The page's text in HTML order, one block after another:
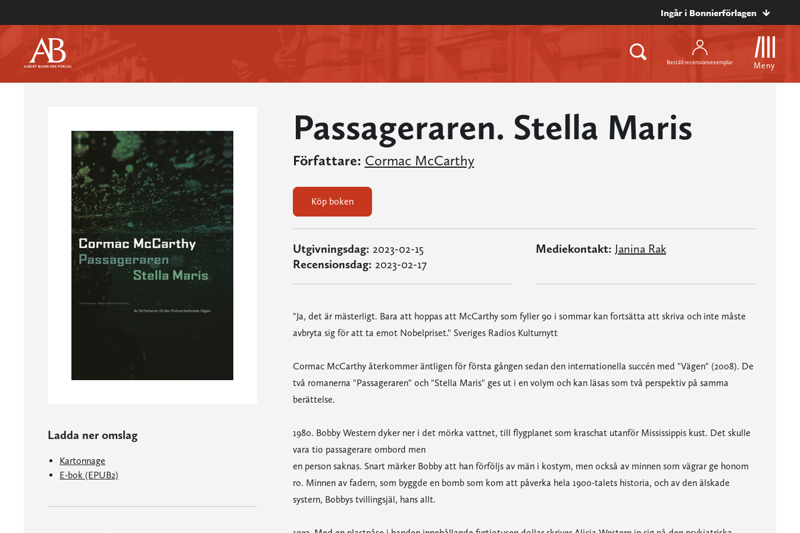
Ingår i Bonnierförlagen
Beställ recensionsexemplar Meny
Ladda ner omslag
Kartonnage
E-bok (EPUB2)
Passageraren. Stella Maris
Författare: Cormac McCarthy
Köp boken
Utgivningsdag: 2023-02-15
Recensionsdag: 2023-02-17
Mediekontakt: Janina Rak
"Ja, det är mästerligt. Bara att hoppas att McCarthy som fyller 90 i sommar kan fortsätta att skriva och inte måste
avbryta sig för att ta emot Nobelpriset." Sveriges Radios Kulturnytt
Cormac McCarthy återkommer äntligen för första gången sedan den internationella succén med "Vägen" (2008). De
två romanerna "Passageraren" och "Stella Maris" ges ut i en volym och kan läsas som två perspektiv på samma
berättelse.
1980. Bobby Western dyker ner i det mörka vattnet, till flygplanet som kraschat utanför Mississippis kust. Det skulle
vara tio passagerare ombord men
en person saknas. Snart märker Bobby att han förföljs av män i kostym, men också av minnen som vägrar ge honom
ro. Minnen av fadern, som byggde en bomb som kom att påverka hela 1900-talets historia, och av den älskade
systern, Bobbys tvillingsjäl, hans allt.